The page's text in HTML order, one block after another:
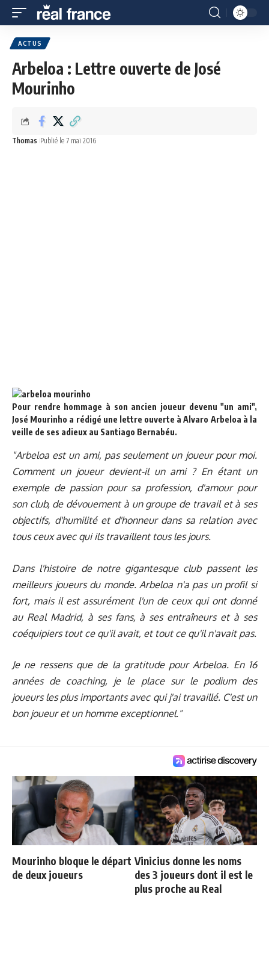
ACTUS
Arbeloa : Lettre ouverte de José
Mourinho
Thomas Publié le 7 mai 2016
Pour rendre hommage à son ancien joueur devenu "un ami",
José Mourinho a rédigé une lettre ouverte à Alvaro Arbeloa à la
veille de ses adieux au Santiago Bernabéu.
"Arbeloa est un ami, pas seulement un joueur pour moi.
Comment un joueur devient-il un ami ? En étant un
exemple de passion pour sa profession, d'amour pour
son club, de dévouement à un groupe de travail et à ses
objectifs, d'humilité et d'honneur dans sa relation avec
tous ceux avec qui ils travaillent tous les jours.
Dans l'histoire de notre gigantesque club passent les
meilleurs joueurs du monde. Arbeloa n'a pas un profil si
fort, mais il est assurément l'un de ceux qui ont donné
au Real Madrid, à ses fans, à ses entraîneurs et à ses
coéquipiers tout ce qu'il avait, et tout ce qu'il n'avait pas.
Je ne ressens que de la gratitude pour Arbeloa. En 16
années de coaching, je le place sur le podium des
joueurs les plus importants avec qui j'ai travaillé. C'est un
bon joueur et un homme exceptionnel."
Mourinho bloque le départ
de deux joueurs
Vinicius donne les noms
des 3 joueurs dont il est le
plus proche au Real